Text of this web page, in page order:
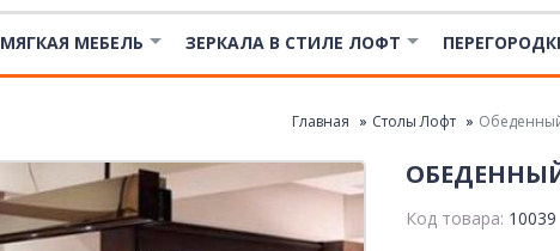
МЯГКАЯ МЕБЕЛЬ ЗЕРКАЛА В СТИЛЕ ЛОФТ
Главная Столы Лофт
ОБЕДЕННЫЙ
Код товара: 10039